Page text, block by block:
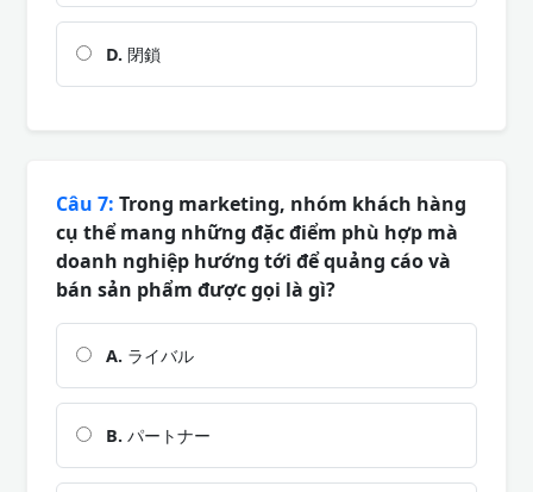
D. 閉鎖
Câu 7: Trong marketing, nhóm khách hàng
cụ thể mang những đặc điểm phù hợp mà
doanh nghiệp hướng tới để quảng cáo và
bán sản phẩm được gọi là gì?
A. ライバル
B. パートナー